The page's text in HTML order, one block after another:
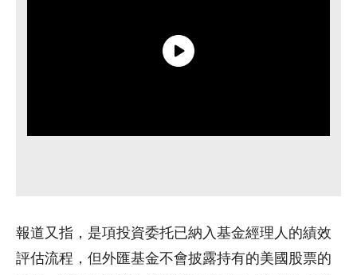
報道又指，是項投資委托已納入基金經理人的績效
評估流程，但外匯基金不會披露持有的美國股票的